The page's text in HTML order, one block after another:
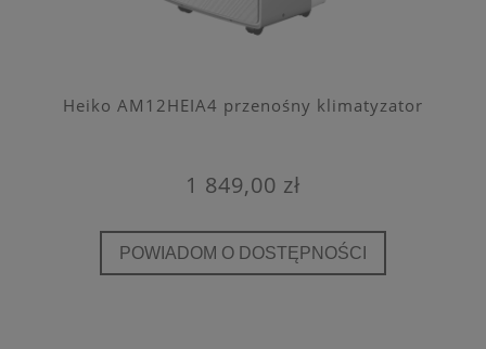
Heiko AM12HEIA4 przenośny klimatyzator
1 849,00 zł
POWIADOM O DOSTĘPNOŚCI